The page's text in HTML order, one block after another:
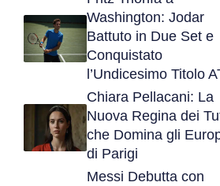
Washington: Jodar
Battuto in Due Set e
Conquistato
l’Undicesimo Titolo
Chiara Pellacani: La
Nuova Regina dei
che Domina gli
di Parigi
Messi Debutta con